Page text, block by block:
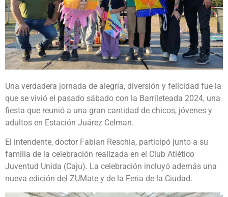
Una verdadera jornada de alegría, diversión y felicidad fue la
que se vivió el pasado sábado con la Barrileteada 2024, una
fiesta que reunió a una gran cantidad de chicos, jóvenes y
adultos en Estación Juárez Celman.
El intendente, doctor Fabian Reschia, participó junto a su
familia de la celebración realizada en el Club Atlético
Juventud Unida (Caju). La celebración incluyó además una
nueva edición del ZUMate y de la Feria de la Ciudad.